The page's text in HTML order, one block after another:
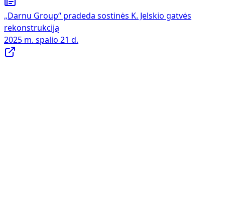
„Darnu Group“ pradeda sostinės K. Jelskio gatvės
rekonstrukciją
2025 m. spalio 21 d.